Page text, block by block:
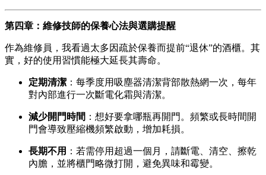
第四章：維修技師的保養心法與選購提醒
作為維修員，我看過太多因疏於保養而提前“退休”的酒櫃。其
實，好的使用習慣能極大延長其壽命。
定期清潔 ：每季度用吸塵器清潔背部散熱網一次，每年
對內部進行一次斷電化霜與清潔。
減少開門時間 ：想好要拿哪瓶再開門。頻繁或長時間開
門會導致壓縮機頻繁啟動，增加耗損。
長期不用 ：若需停用超過一個月，請斷電、清空、擦乾
內膽，並將櫃門略微打開，避免異味和霉變。